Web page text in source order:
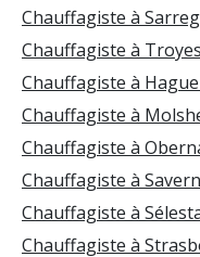
Chauffagiste à
Chauffagiste à Troyes
Chauffagiste à
Chauffagiste à
Chauffagiste à
Chauffagiste à
Chauffagiste à
Chauffagiste à